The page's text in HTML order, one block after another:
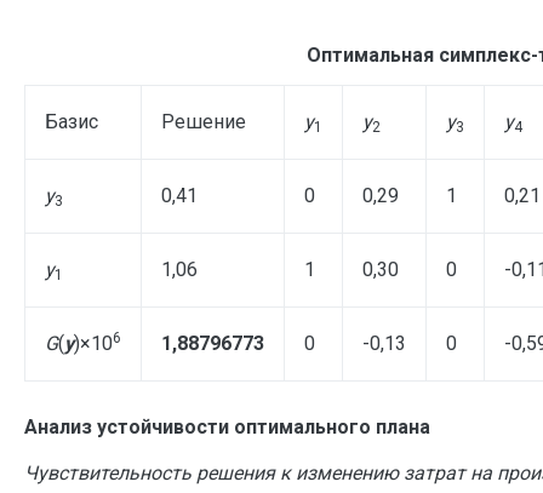
Оптимальная
Базис Решение y1 y2 y3 y4
y3 0,41 0 0,29 1 0,21
y1 1,06 1 0,30 0 -
G(y)×106 1,88796773 0 -0,13 0 -
Анализ устойчивости оптимального плана
Чувствительность решения к изменению затрат на